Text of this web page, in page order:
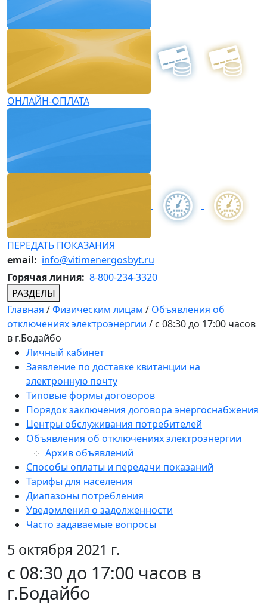
ОНЛАЙН-ОПЛАТА
ПЕРЕДАТЬ ПОКАЗАНИЯ
email: info@vitimenergosbyt.ru
Горячая линия: 8-800-234-3320
РАЗДЕЛЫ
Главная /Физическим лицам / Объявления об
отключениях электроэнергии / с 08:30 до 17:00 часов
в г.Бодайбо
Личный кабинет
Заявление по доставке квитанции на
электронную почту
Типовые формы договоров
Порядок заключения договора энергоснабжения
Центры обслуживания потребителей
Объявления об отключениях электроэнергии
Архив объявлений
Способы оплаты и передачи показаний
Тарифы для населения
Диапазоны потребления
Уведомления о задолженности
Часто задаваемые вопросы
5 октября 2021 г.
с 08:30 до 17:00 часов в
г.Бодайбо